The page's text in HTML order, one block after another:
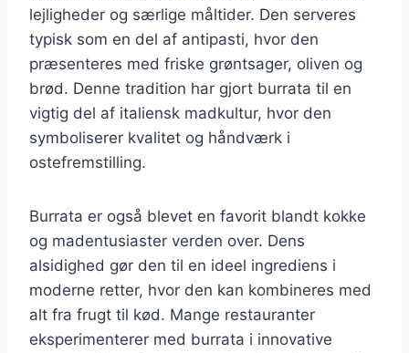
lejligheder og særlige måltider. Den serveres
typisk som en del af antipasti, hvor den
præsenteres med friske grøntsager, oliven og
brød. Denne tradition har gjort burrata til en
vigtig del af italiensk madkultur, hvor den
symboliserer kvalitet og håndværk i
ostefremstilling.
Burrata er også blevet en favorit blandt kokke
og madentusiaster verden over. Dens
alsidighed gør den til en ideel ingrediens i
moderne retter, hvor den kan kombineres med
alt fra frugt til kød. Mange restauranter
eksperimenterer med burrata i innovative